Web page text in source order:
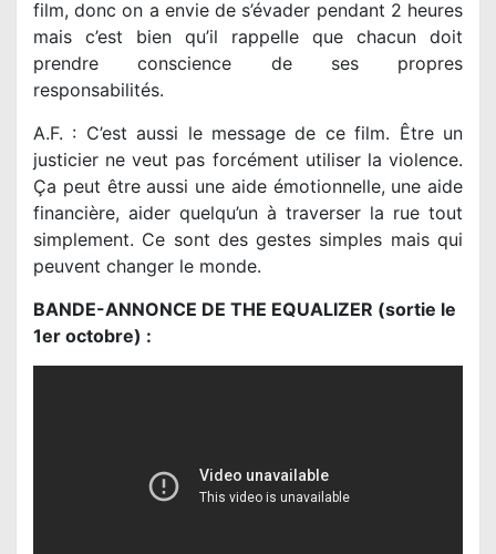
film, donc on a envie de s’évader pendant 2 heures
mais c’est bien qu’il rappelle que chacun doit
prendre conscience de ses propres
responsabilités.
A.F. : C’est aussi le message de ce film. Être un
justicier ne veut pas forcément utiliser la violence.
Ça peut être aussi une aide émotionnelle, une aide
financière, aider quelqu’un à traverser la rue tout
simplement. Ce sont des gestes simples mais qui
peuvent changer le monde.
BANDE-ANNONCE DE THE EQUALIZER (sortie le
1er octobre) :